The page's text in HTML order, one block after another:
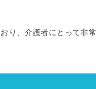
り、介護者にとって非